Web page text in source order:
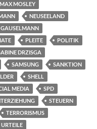
MAX MOSLEY
NEUSEELAND
GAUSELMANN
PLEITE
POLITIK
DRZISGA
SAMSUNG
SANKTION
SHELL
MEDIA
SPD
STEUERN
TERRORISMUS
URTEILE